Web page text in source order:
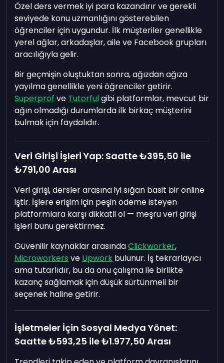
Özel ders vermek iyi para kazandırır ve gerekli
seviyede konu uzmanlığını gösterebilen
öğrenciler için uygundur. İlk müşteriler genellikle
yerel ağlar, arkadaşlar, aile ve Facebook grupları
aracılığıyla gelir.
Bir geçmişin oluştuktan sonra, ağızdan ağıza
yayılma genellikle yeni öğrenciler getirir.
Superprof ve Tutorfulgibi platformlar, mevcut bir
ağın olmadığı durumlarda ilk birkaç müşterini
bulmak için faydalıdır.
Veri Girişi İşleri Yap: Saatte₺395,50 ile
₺791,00 Arası
Veri girişi, dersler arasına iyi sığan basit bir online
iştir. İşlere erişim için peşin ödeme isteyen
platformlara karşı dikkatli ol — meşru veri girişi
işleri bunu gerektirmez.
Güvenilir kaynaklar arasındaClickworker,
Microworkers ve Upwork bulunur. İş tekrarlayıcı
ama tutarlıdır, bu da onu çalışma ile birlikte
kazanç sağlamak için düşük sürtünmeli bir
seçenek haline getirir.
İşletmeler İçin Sosyal Medya Yönet:
Saatte₺593,25 ile₺1.977,50 Arası